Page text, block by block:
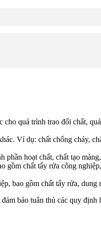
quá trình trao đổi chất,
Ví dụ: chất chống cháy,
hoạt chất, chất tạo
gồm chất tẩy rửa công
bao gồm chất tẩy rửa, dung
bảo tuân thủ các quy